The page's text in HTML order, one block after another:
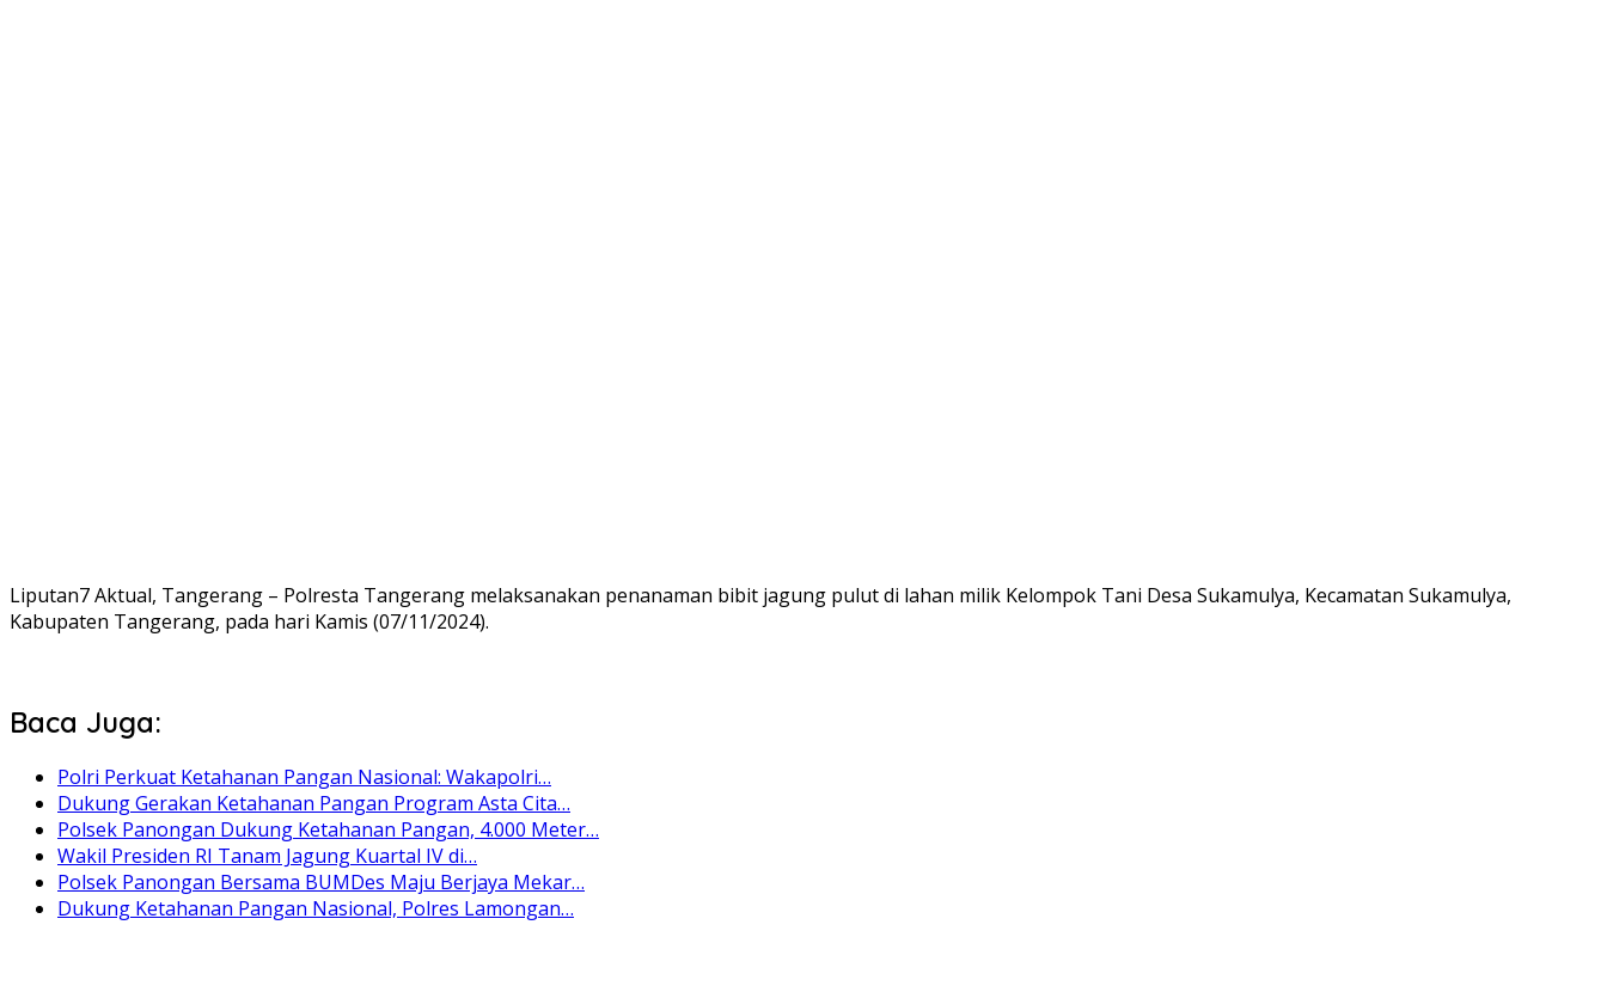
Liputan7 Aktual, Tangerang – Polresta Tangerang melaksanakan penanaman bibit jagung pulut di lahan milik Kelompok Tani Desa Sukamulya, Kecamatan Sukamulya,
Kabupaten Tangerang, pada hari Kamis (07/11/2024).
Baca Juga:
Polri Perkuat Ketahanan Pangan Nasional: Wakapolri…
Dukung Gerakan Ketahanan Pangan Program Asta Cita…
Polsek Panongan Dukung Ketahanan Pangan, 4.000 Meter…
Wakil Presiden RI Tanam Jagung Kuartal IV di…
Polsek Panongan Bersama BUMDes Maju Berjaya Mekar…
Dukung Ketahanan Pangan Nasional, Polres Lamongan…